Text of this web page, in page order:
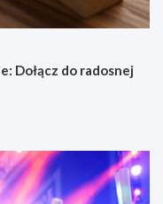
Dołącz do radosnej